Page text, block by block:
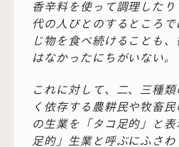
香辛料を使って調理した
代の人びとのするところ
じ物を食べ続けることも
はなかったにちがいない。
これに対して、二、三種
く依存する農耕民や牧畜
の生業を「タコ足的」と
足的」生業と呼ぶにふさ